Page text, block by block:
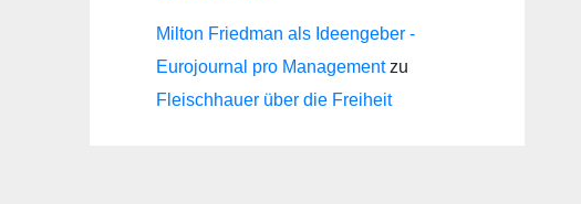
Milton Friedman als Ideengeber -
Eurojournal pro Managementzu
Fleischhauer über die Freiheit